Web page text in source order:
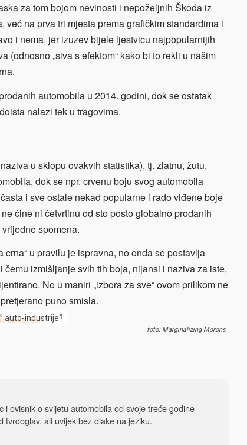
za tom bojom nevinosti i nepoželjnih Škoda iz
na prva tri mjesta prema grafičkim standardima i
i nema, jer izuzev bijele ljestvicu najpopularnijih
(odnosno „siva s efektom“ kako bi to rekli u našim
automobila u 2014. godini, dok se ostatak
nalazi tek u tragovima.
u sklopu ovakvih statistika), tj. zlatnu, žutu,
dok se npr. crvenu boju svog automobila
i sve ostale nekad popularne i rado viđene boje
čine ni četvrtinu od sto posto globalno prodanih
spomena.
u pravilu je ispravna, no onda se postavlja
izmišljanje svih tih boja, nijansi i naziva za iste,
No u maniri „izbora za sve“ ovom prilikom ne
puno smisla.
auto-industrije?
foto: Marginalizing Morons
i ovisnik o svijetu automobila od svoje treće godine
tvrdoglav, ali uvijek bez dlake na jeziku.